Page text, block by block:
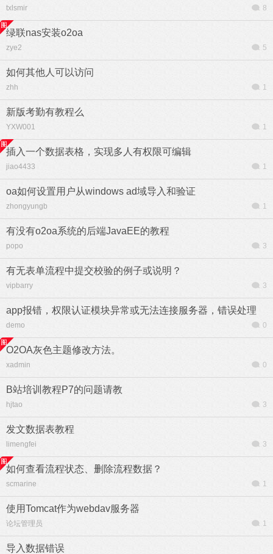
txlsmir 8
绿联nas安装o2oa
zye2 5
如何其他人可以访问
zhh 1
新版考勤有教程么
YXW001 1
插入一个数据表格，实现多人有权限可编辑
jiao4433 1
oa如何设置用户从windows ad域导入和验证
zhongyungb 1
有没有o2oa系统的后端JavaEE的教程
popo 3
有无表单流程中提交校验的例子或说明？
vipbarry 3
app报错，权限认证模块异常或无法连接服务器，错误处理
demo 0
O2OA灰色主题修改方法。
xadmin 0
B站培训教程P7的问题请教
hjtao 3
发文数据表教程
limengfei 3
如何查看流程状态、删除流程数据？
scmarine 1
使用Tomcat作为webdav服务器
论坛管理员 1
导入数据错误